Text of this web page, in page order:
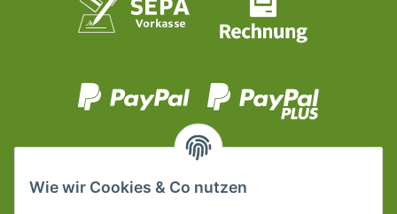
Wie wir Cookies & Co nutzen